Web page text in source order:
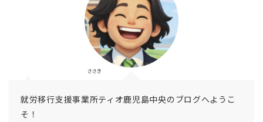
ささき
就労移行支援事業所ティオ鹿児島中央のブログへようこ
そ！